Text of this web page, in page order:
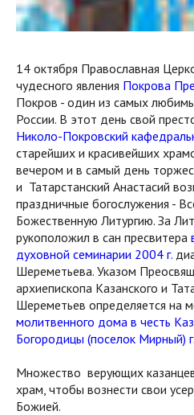
14 октября Православная
чудесного явления Покрова
Покров - один из самых
России. В этот день свой
Николо-Покровский
старейших и красивейших
вечером и в самый день
и Татарстанский Анастасий
праздничные богослужения -
Божественную Литургию. За
рукоположил в сан пресвитера
духовной семинарии 2004 г.
Шереметьева. Указом
архиепископа Казанского и
Шереметьев определяется на
молитвенного дома в честь
Богородицы (поселок Мирный)
Множество верующих
храм, чтобы вознести свои
Божией.